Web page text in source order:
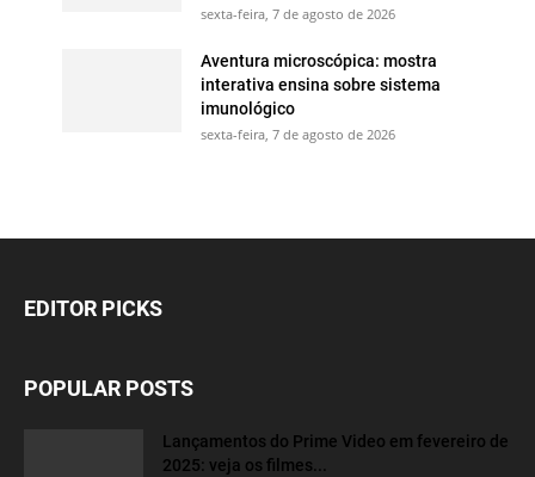
sexta-feira, 7 de agosto de 2026
Aventura microscópica: mostra
interativa ensina sobre sistema
imunológico
sexta-feira, 7 de agosto de 2026
EDITOR PICKS
POPULAR POSTS
Lançamentos do Prime Video em fevereiro de
2025: veja os filmes...